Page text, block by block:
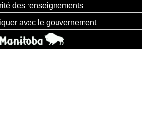
des renseignements
avec le gouvernement